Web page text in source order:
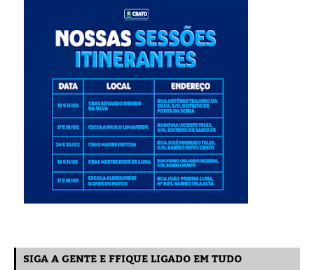
SIGA A GENTE E FFIQUE LIGADO EM TUDO